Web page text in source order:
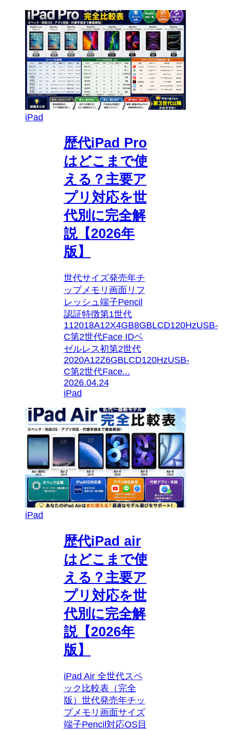
iPad
歴代iPad Pro
はどこまで使
える？主要ア
プリ対応を世
代別に完全解
説【2026年
版】
世代サイズ発売年チ
ップメモリ画面リフ
レッシュ端子Pencil
認証特徴第1世代
112018A12X4GB8GBLCD120HzUSB-
C第2世代Face IDベ
ゼルレス初第2世代
2020A12Z6GBLCD120HzUSB-
C第2世代Face...
2026.04.24
iPad
iPad
歴代iPad air
はどこまで使
える？主要ア
プリ対応を世
代別に完全解
説【2026年
版】
iPad Air 全世代スペ
ック比較表（完全
版）世代発売年チッ
プメモリ画面サイズ
端子Pencil対応OS目